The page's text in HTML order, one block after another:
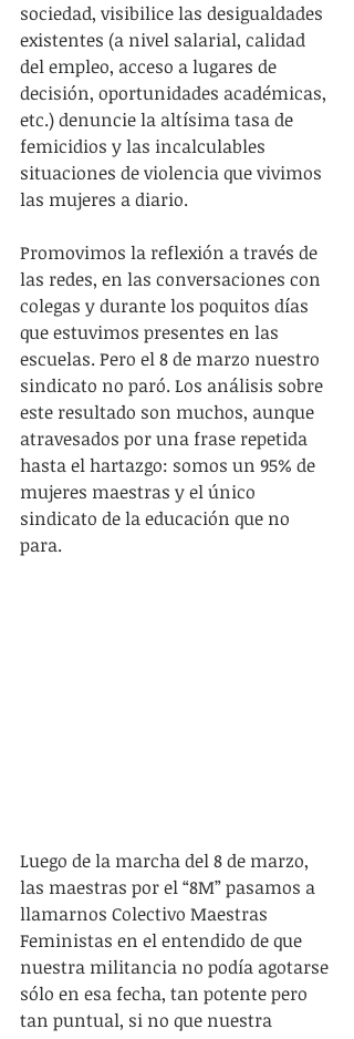
sociedad, visibilice las desigualdades
existentes (a nivel salarial, calidad
del empleo, acceso a lugares de
decisión, oportunidades académicas,
etc.) denuncie la altísima tasa de
femicidios y las incalculables
situaciones de violencia que vivimos
las mujeres a diario.
Promovimos la reflexión a través de
las redes, en las conversaciones con
colegas y durante los poquitos días
que estuvimos presentes en las
escuelas. Pero el 8 de marzo nuestro
sindicato no paró. Los análisis sobre
este resultado son muchos, aunque
atravesados por una frase repetida
hasta el hartazgo: somos un 95% de
mujeres maestras y el único
sindicato de la educación que no
para.
Luego de la marcha del 8 de marzo,
las maestras por el “8M” pasamos a
llamarnos Colectivo Maestras
Feministas en el entendido de que
nuestra militancia no podía agotarse
sólo en esa fecha, tan potente pero
tan puntual, si no que nuestra